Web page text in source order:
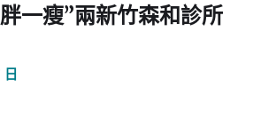
一瘦”兩新竹森和診所